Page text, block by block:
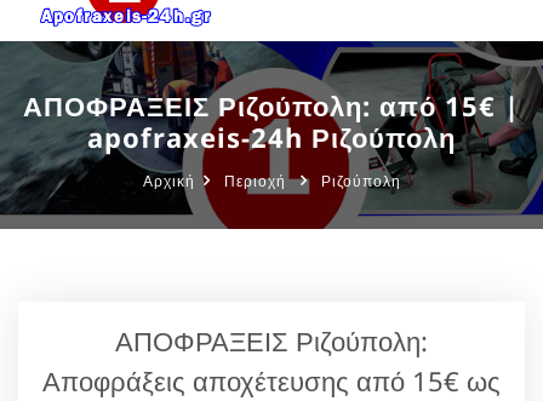
ΑΠΟΦΡΑΞΕΙΣ Ριζούπολη: από 15€ |
apofraxeis-24h Ριζούπολη
Αρχική Περιοχή Ριζούπολη
ΑΠΟΦΡΑΞΕΙΣ Ριζούπολη:
Αποφράξεις αποχέτευσης από 15€ ως